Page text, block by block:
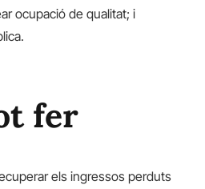
ocupació de qualitat; i
fer
els ingressos perduts